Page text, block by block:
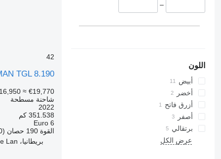
–
اللون
أبيض
أخضر
أزرق فاتح
أصفر
برتقالي
عرض الكل
42
TGL 8.190
≈ €19,770
شاحنة مسطحة
2022
351.538 كم
Euro 6
القوة 190 حصان (140 kW)
بريطانيا، Cliffe Hill Depot Beveridge Lan